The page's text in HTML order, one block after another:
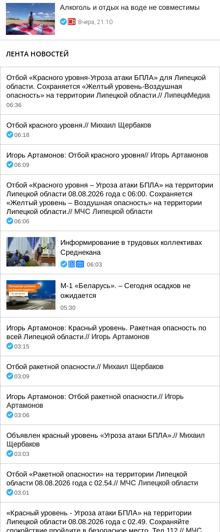
Алкоголь и отдых на воде не совместимы
Вчера, 21:10
ЛЕНТА НОВОСТЕЙ
Отбой «Красного уровня-Угроза атаки БПЛА» для Липецкой
области. Сохраняется «Желтый уровень-Воздушная
опасность» на территории Липецкой области.// ЛипецкМедиа
06:36
Отбой красного уровня.// Михаил Щербаков
06:18
Игорь Артамонов: Отбой красного уровня// Игорь Артамонов
06:09
Отбой «Красного уровня – Угроза атаки БПЛА» на территории
Липецкой области 08.08.2026 года с 06:00. Сохраняется
«Желтый уровень – Воздушная опасность» на территории
Липецкой области.// МЧС Липецкой области
06:06
Информирование в трудовых коллективах
Среднекана
06:03
М-1 «Беларусь». – Сегодня осадков не
ожидается
05:30
Игорь Артамонов: Красный уровень. Ракетная опасность по
всей Липецкой области.// Игорь Артамонов
03:15
Отбой ракетной опасности.// Михаил Щербаков
03:09
Игорь Артамонов: Отбой ракетной опасности.// Игорь
Артамонов
03:06
Объявлен красный уровень «Угроза атаки БПЛА».// Михаил
Щербаков
03:03
Отбой «Ракетной опасности» на территории Липецкой
области 08.08.2026 года с 02.54.// МЧС Липецкой области
03:01
«Красный уровень - Угроза атаки БПЛА» на территории
Липецкой области 08.08.2026 года с 02.49. Сохраняйте